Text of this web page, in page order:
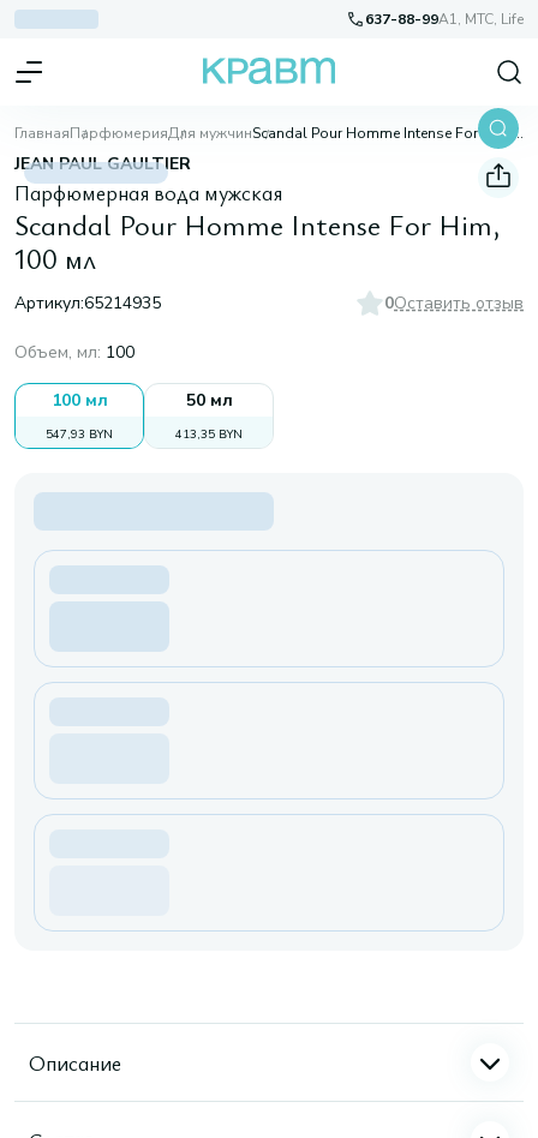
637-88-99A1, МТС, Life
ГлавнаяПарфюмерияДля мужчин Scandal Pour Homme Intense For Him, 100 мл
JEAN PAUL GAULTIER
Парфюмерная вода мужская
Scandal Pour Homme Intense For Him,
100 мл
Артикул:65214935 0Оставить отзыв
Объем, мл: 100
100 мл
547,93 BYN
50 мл
413,35 BYN
Описание